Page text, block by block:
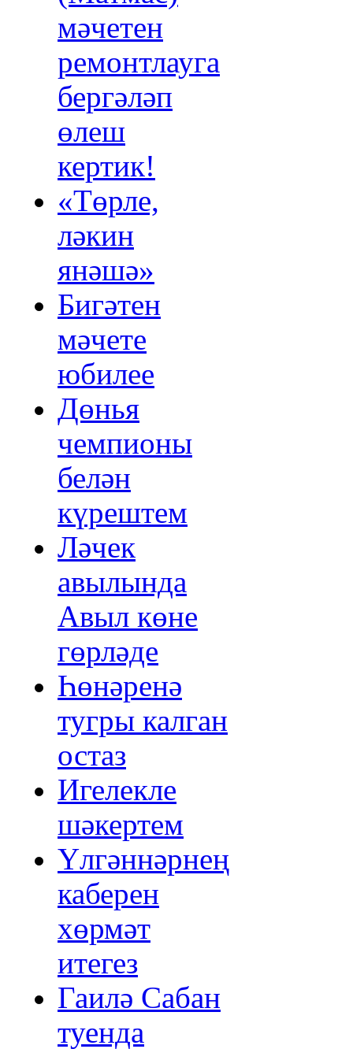
мәчетен
ремонтлауга
бергәләп
өлеш
кертик!
«Төрле,
ләкин
янәшә»
Бигәтен
мәчете
юбилее
Дөнья
чемпионы
белән
күрештем
Ләчек
авылында
Авыл көне
гөрләде
Һөнәренә
тугры калган
остаз
Игелекле
шәкертем
Үлгәннәрнең
каберен
хөрмәт
итегез
Гаилә Сабан
туенда